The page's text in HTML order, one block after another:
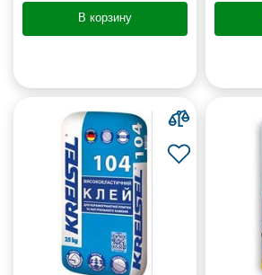
В корзину